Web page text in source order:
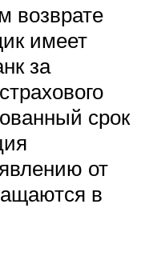
возврате
имеет
за
срок
от
в